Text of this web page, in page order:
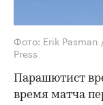
Фото: Erik
Press
Парашютист
время матча